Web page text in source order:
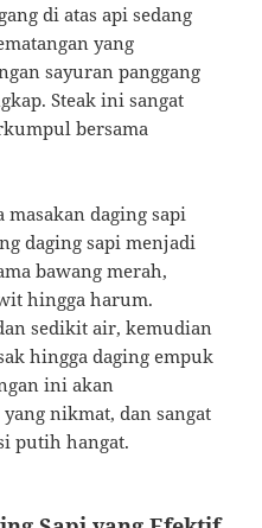
di atas api sedang
yang
sayuran panggang
Steak ini sangat
bersama
daging sapi
daging sapi menjadi
bawang merah,
hingga harum.
sedikit air, kemudian
hingga daging empuk
ini akan
nikmat, dan sangat
putih hangat.